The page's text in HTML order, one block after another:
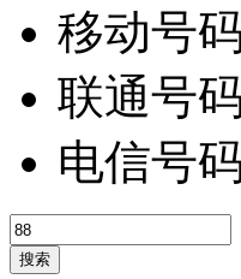
移动号码
联通号码
电信号码